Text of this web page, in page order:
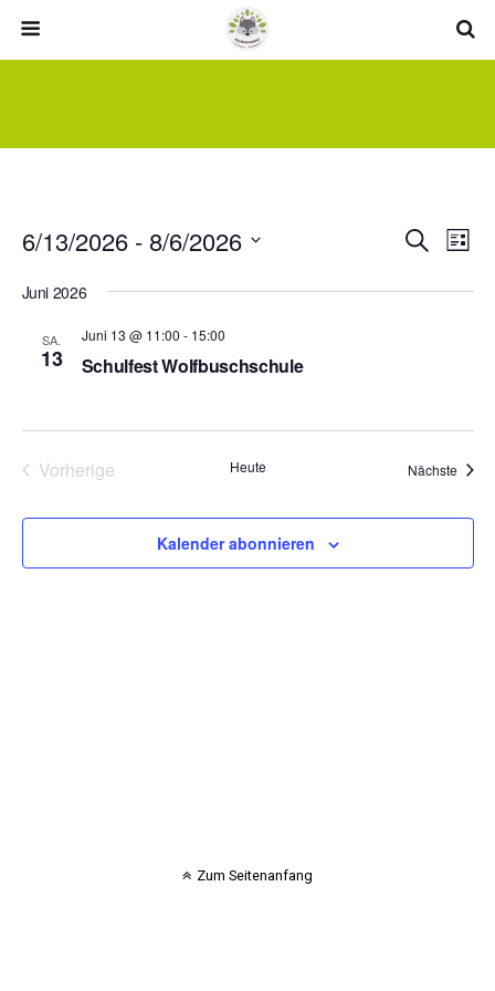
und
Suche
Liste
6/13/2026 - 8/6/2026
wählen.
Juni 2026
SA.
13
Juni 13 @ 11:00 - 15:00
Schulfest Wolfbuschschule
Vorherige
Heute Nächste
Kalender abonnieren
Zum Seitenanfang